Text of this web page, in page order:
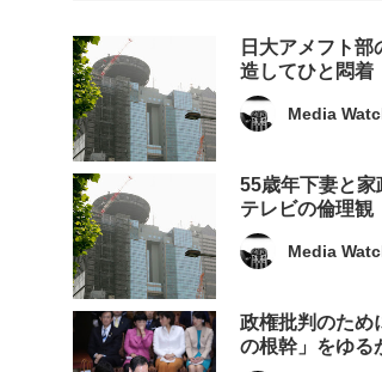
日大アメフト
造してひと悶着
Media
55歳年下妻と
テレビの倫理観
Media
政権批判のた
の根幹」をゆる